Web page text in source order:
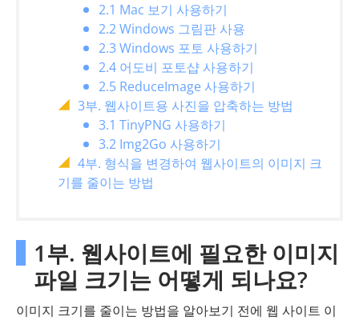
2.1 Mac 보기 사용하기
2.2 Windows 그림판 사용
2.3 Windows 포토 사용하기
2.4 어도비 포토샵 사용하기
2.5 ReduceImage 사용하기
3부. 웹사이트용 사진을 압축하는 방법
3.1 TinyPNG 사용하기
3.2 Img2Go 사용하기
4부. 형식을 변경하여 웹사이트의 이미지 크
기를 줄이는 방법
1부. 웹사이트에 필요한 이미지
파일 크기는 어떻게 되나요?
이미지 크기를 줄이는 방법을 알아보기 전에 웹 사이트 이